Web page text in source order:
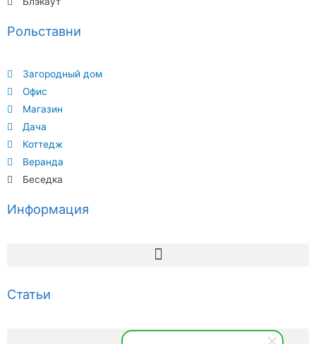
Рольставни
Загородный дом
Офис
Магазин
Дача
Коттедж
Веранда
Беседка
Информация
Статьи